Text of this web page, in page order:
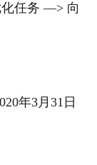
任务 —> 向
年3月31日